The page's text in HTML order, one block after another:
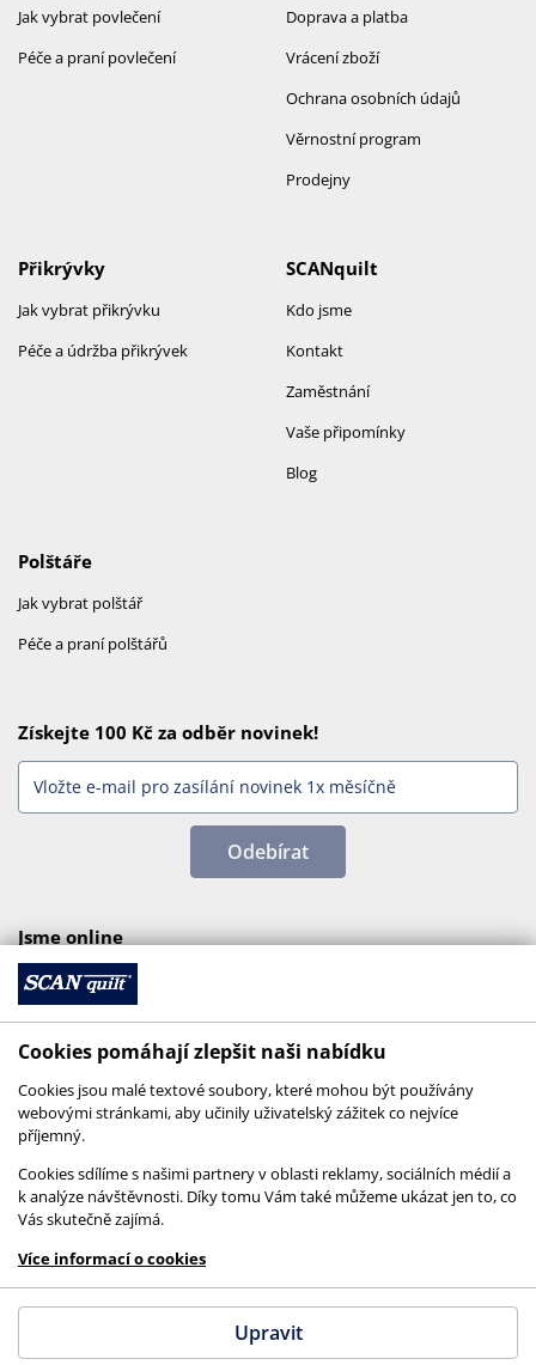
Jak vybrat povlečení
Péče a praní povlečení
Doprava a platba
Vrácení zboží
Ochrana osobních údajů
Věrnostní program
Prodejny
SCANquilt
Kdo jsme
Kontakt
Zaměstnání
Vaše připomínky
Blog
Přikrývky
Jak vybrat přikrývku
Péče a údržba přikrývek
Polštáře
Jak vybrat polštář
Péče a praní polštářů
Získejte 100 Kč za odběr novinek!
Odebírat
Jsme online
© 2026 SCANquilt - všechna práva vyhrazena
This site is protected by reCAPTCHA and the
GooglePrivacy PolicyandTerms of Serviceapply.
Cookies pomáhají zlepšit naši nabídku
Cookies jsou malé textové soubory, které mohou být používány
webovými stránkami, aby učinily uživatelský zážitek co nejvíce
příjemný.
Cookies sdílíme s našimi partnery v oblasti reklamy, sociálních médií a
k analýze návštěvnosti. Díky tomu Vám také můžeme ukázat jen to, co
Vás skutečně zajímá.
Více informací o cookies
Upravit